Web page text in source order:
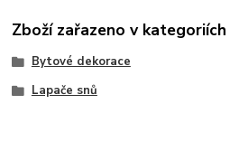
Zboží zařazeno v kategoriích
Bytové dekorace
Lapače snů